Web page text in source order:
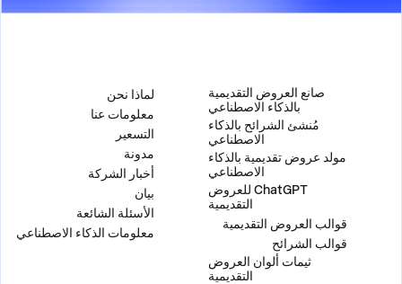
صانع العروض التقديمية
بالذكاء الاصطناعي
مُنشئ الشرائح بالذكاء
الاصطناعي
مولد عروض تقديمية بالذكاء
الاصطناعي
ChatGPT للعروض
التقديمية
قوالب العروض التقديمية
قوالب الشرائح
ثيمات ألوان العروض
التقديمية
لماذا نحن
معلومات عنا
التسعير
مدونة
أخبار الشركة
بيان
الأسئلة الشائعة
معلومات الذكاء الاصطناعي